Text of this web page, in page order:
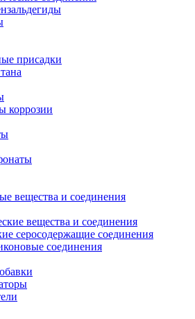
присадки
коррозии
вещества и соединения
вещества и соединения
серосодержащие соединения
соединения